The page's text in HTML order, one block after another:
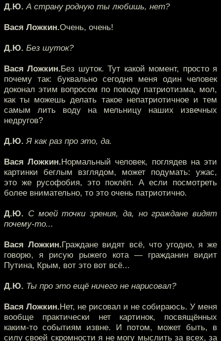
Д.Ю. А страну родную ты любишь, нет?
Вася Ложкин.Очень, очень!
Д.Ю. Без шуток?
Вася Ложкин.Без шуток. Тут какой момент, просто я
почему так: буквально сегодня меня один человек
доконал этим вопросом по поводу патриотизма, мол,
как ты можешь делать такое непатриотичное и тем
самым лить воду на мельницу наших извечных
недругов?
Д.Ю. Я как раз про это, да.
Вася Ложкин.Нормальный человек, поглядев на эти
картинки беглым взглядом, может подумать: ужас,
это же русофобия, это поклёп. А если посмотреть
более внимательно, то это очень патриотично.
Д.Ю. С моей точки зрения, да, но граждане видят
почему-то...
Вася Ложкин.Граждане видят всё, что угодно, я же
говорю, я рисую рыжего кота — гражданин видит
Путина, Крым, вот это вот всё...
Д.Ю. Ты про это ещё ничего не нарисовал?
Вася Ложкин.Нет, не рисовал и не собираюсь. У меня
вообще практически нет картинок, посвящённых
каким-то событиям извне. И потом, может быть, в
силу своей скромности я не могу мыслить за всех, за